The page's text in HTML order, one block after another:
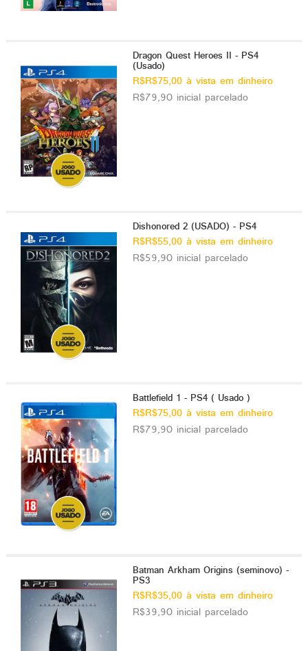
Dragon Quest Heroes II - PS4
(Usado)
R$R$75,00 à vista em dinheiro
R$79,90 inicial parcelado
Dishonored 2 (USADO) - PS4
R$R$55,00 à vista em dinheiro
R$59,90 inicial parcelado
Battlefield 1 - PS4 ( Usado )
R$R$75,00 à vista em dinheiro
R$79,90 inicial parcelado
Batman Arkham Origins (seminovo) -
PS3
R$R$35,00 à vista em dinheiro
R$39,90 inicial parcelado